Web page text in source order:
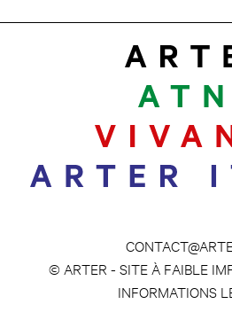
© ARTER - SITE À FAIBLE
INFORMATIONS